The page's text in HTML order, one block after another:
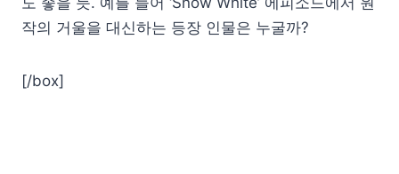
작의 거울을 대신하는 등장 인물은 누굴까?
[/box]